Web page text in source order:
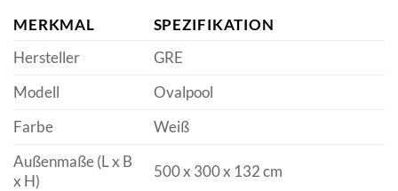
MERKMAL
SPEZIFIKATION
Hersteller
GRE
Modell
Ovalpool
Farbe
Weiß
Außenmaße (L x B
x H)
500 x 300 x 132 cm